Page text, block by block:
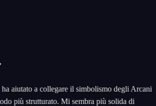
aiutato a collegare il simbolismo degli Arcani
più strutturato. Mi sembra più solida di